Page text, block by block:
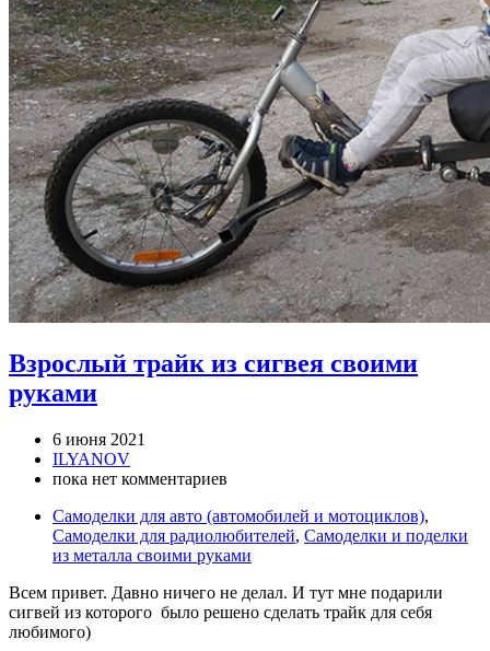
Взрослый трайк из сигвея своими
руками
6 июня 2021
ILYANOV
пока нет комментариев
Самоделки для авто (автомобилей и мотоциклов),
Самоделки для радиолюбителей, Самоделки и поделки
из металла своими руками
Всем привет. Давно ничего не делал. И тут мне подарили
сигвей из которого было решено сделать трайк для себя
любимого)